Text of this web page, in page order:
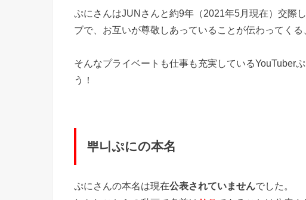
ぷにさんはJUNさんと約9年（2021年5月現在）交際
ブで、お互いが尊敬しあっていることが伝わってくる
そんなプライベートも仕事も充実しているYouTuber
う！
뿌니ぷにの本名
ぷにさんの本名は現在公表されていませんでした。